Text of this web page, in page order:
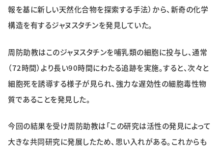
報を基に新しい天然化合物を探索する手法）から、新奇の化学
構造を有するジャヌスタチンを発見していた。
周防助教はこのジャヌスタチンを哺乳類の細胞に投与し、通常
（72時間）より長い90時間にわたる追跡を実施。すると、次々と
細胞死を誘導する様子が見られ、強力な遅効性の細胞毒性物
質であることを発見した。
今回の結果を受け周防助教は「この研究は活性の発見によって
大きな共同研究に発展したため、思い入れがある。これからも